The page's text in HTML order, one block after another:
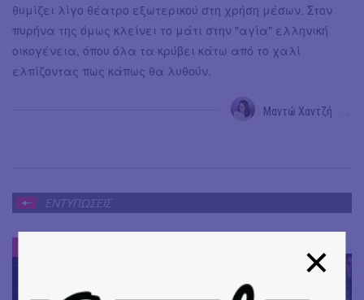
θυμίζει λίγο θέατρο εξωτερικού στη χρήση μέσων. Στον
πυρήνα της όμως κλείνει το μάτι στην "αγία" ελληνική
οικογένεια, όπου όλα τα κρύβει κάτω από το χαλί
ελπίζοντας πως κάπως θα λυθούν.
Μαντώ Χαντζή
ΕΝΤΥΠΩΣΕΙΣ